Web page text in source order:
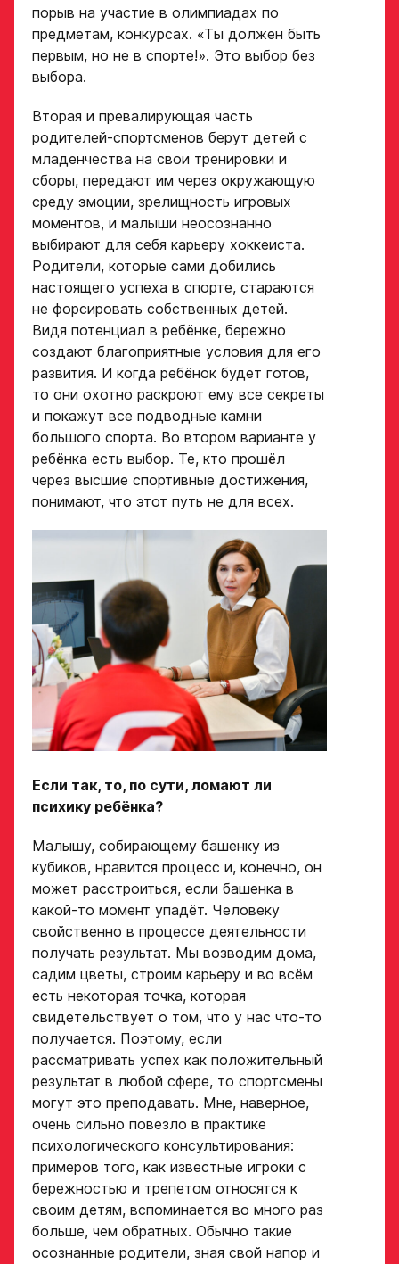
порыв на участие в олимпиадах по
предметам, конкурсах. «Ты должен быть
первым, но не в спорте!». Это выбор без
выбора.
Вторая и превалирующая часть
родителей-спортсменов берут детей с
младенчества на свои тренировки и
сборы, передают им через окружающую
среду эмоции, зрелищность игровых
моментов, и малыши неосознанно
выбирают для себя карьеру хоккеиста.
Родители, которые сами добились
настоящего успеха в спорте, стараются
не форсировать собственных детей.
Видя потенциал в ребёнке, бережно
создают благоприятные условия для его
развития. И когда ребёнок будет готов,
то они охотно раскроют ему все секреты
и покажут все подводные камни
большого спорта. Во втором варианте у
ребёнка есть выбор. Те, кто прошёл
через высшие спортивные достижения,
понимают, что этот путь не для всех.
Если так, то, по сути, ломают ли
психику ребёнка?
Малышу, собирающему башенку из
кубиков, нравится процесс и, конечно, он
может расстроиться, если башенка в
какой-то момент упадёт. Человеку
свойственно в процессе деятельности
получать результат. Мы возводим дома,
садим цветы, строим карьеру и во всём
есть некоторая точка, которая
свидетельствует о том, что у нас что-то
получается. Поэтому, если
рассматривать успех как положительный
результат в любой сфере, то спортсмены
могут это преподавать. Мне, наверное,
очень сильно повезло в практике
психологического консультирования:
примеров того, как известные игроки с
бережностью и трепетом относятся к
своим детям, вспоминается во много раз
больше, чем обратных. Обычно такие
осознанные родители, зная свой напор и